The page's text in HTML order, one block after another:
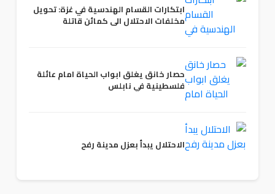
ابتكارات القسام الهندسية في غزة: تحويل
مخلفات الاحتلال الى كمائن قاتلة
حصار خانق يغلق ابواب الحياة امام عائلة
فلسطينية في نابلس
الاحتلال يبدأ بعزل مدينة رفح